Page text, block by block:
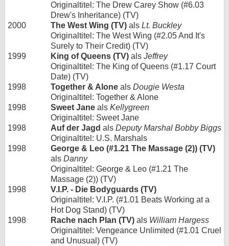
Originaltitel: The Drew Carey Show (#6.03
Drew's Inheritance) (TV)
2000
The West Wing (TV) als Lt. Buckley
Originaltitel: The West Wing (#2.05 And It's
Surely to Their Credit) (TV)
1999
King of Queens (TV) als Jeffrey
Originaltitel: The King of Queens (#1.17 Court
Date) (TV)
1998
Together & Alone als Dougie Westa
Originaltitel: Together & Alone
1998
Sweet Jane als Kellygreen
Originaltitel: Sweet Jane
1998
Auf der Jagd als Deputy Marshal Bobby Biggs
Originaltitel: U.S. Marshals
1998
George & Leo (#1.21 The Massage (2)) (TV)
als Danny
Originaltitel: George & Leo (#1.21 The
Massage (2)) (TV)
1998
V.I.P. - Die Bodyguards (TV)
Originaltitel: V.I.P. (#1.01 Beats Working at a
Hot Dog Stand) (TV)
1998
Rache nach Plan (TV) als William Hargess
Originaltitel: Vengeance Unlimited (#1.01 Cruel
and Unusual) (TV)